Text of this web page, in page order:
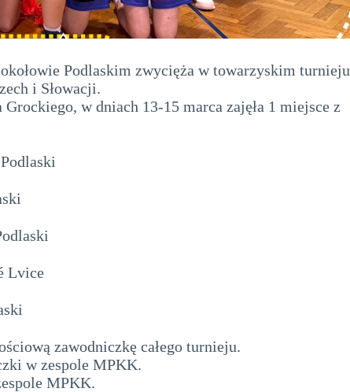
Podlaskim zwycięża w towarzyskim turnieju
i Słowacji.
w dniach 13-15 marca zajęła 1 miejsce z
Lvice
zawodniczkę całego turnieju.
w zespole MPKK.
MPKK.